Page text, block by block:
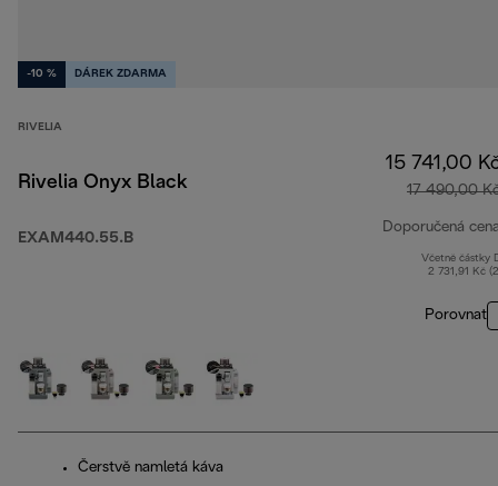
-10 % DÁREK ZDARMA
RIVELIA
Rivelia Onyx Black
EXAM440.55.B
15 741,00
17 490,00
Doporučená
Včetně částky
2 731,91 Kč
Porovnat
Čerstvě namletá káva